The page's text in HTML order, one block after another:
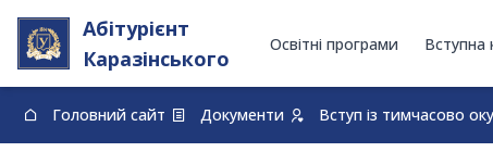
Абітурієнт
Каразінського
Освітні програми Вступна
Головний сайт Документи Вступ із тимчасово
0-800-33-48-73